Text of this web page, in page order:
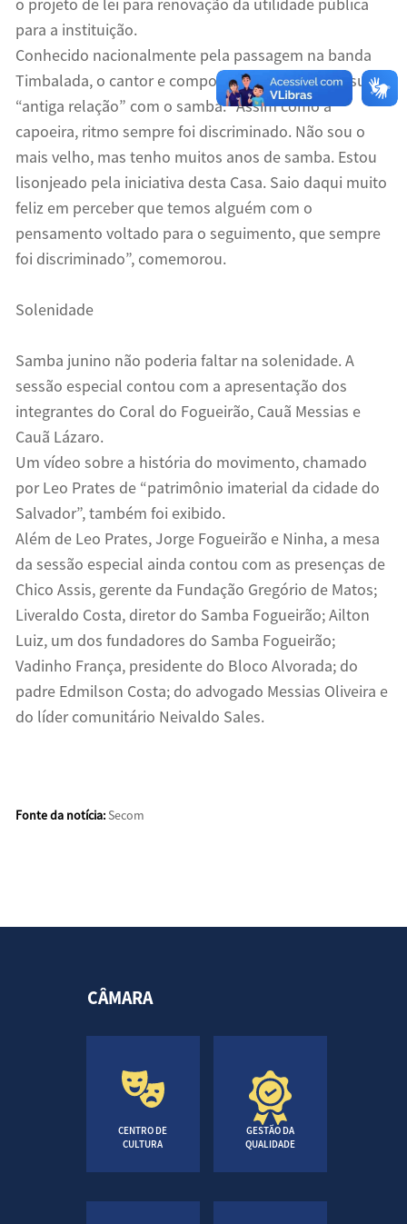
para a instituição.
Conhecido nacionalmente pela passagem na banda
Timbalada, o cantor e compositor Ninha relatou sua
“antiga relação” com o samba. “Assim como a
capoeira, ritmo sempre foi discriminado. Não sou o
mais velho, mas tenho muitos anos de samba. Estou
lisonjeado pela iniciativa desta Casa. Saio daqui muito
feliz em perceber que temos alguém com o
pensamento voltado para o seguimento, que sempre
foi discriminado”, comemorou.
Solenidade
Samba junino não poderia faltar na solenidade. A
sessão especial contou com a apresentação dos
integrantes do Coral do Fogueirão, Cauã Messias e
Cauã Lázaro.
Um vídeo sobre a história do movimento, chamado
por Leo Prates de “patrimônio imaterial da cidade do
Salvador”, também foi exibido.
Além de Leo Prates, Jorge Fogueirão e Ninha, a mesa
da sessão especial ainda contou com as presenças de
Chico Assis, gerente da Fundação Gregório de Matos;
Liveraldo Costa, diretor do Samba Fogueirão; Ailton
Luiz, um dos fundadores do Samba Fogueirão;
Vadinho França, presidente do Bloco Alvorada; do
padre Edmilson Costa; do advogado Messias Oliveira e
do líder comunitário Neivaldo Sales.
Fonte da notícia:Secom
CÂMARA
CENTRO DE
CULTURA
GESTÃO DA
QUALIDADE